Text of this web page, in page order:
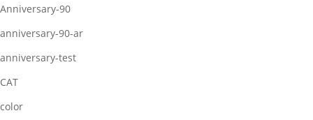
Anniversary-90
anniversary-90-ar
anniversary-test
CAT
color